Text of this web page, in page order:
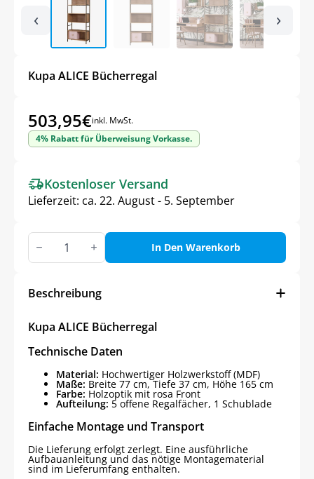
‹ ›
Kupa ALICE Bücherregal
503,95€inkl. MwSt.
4% Rabatt für Überweisung Vorkasse.
Kostenloser Versand
Lieferzeit: ca. 22. August - 5. September
Kupa
ALICE
Bücherregal
In Den Warenkorb
Beschreibung
Kupa ALICE Bücherregal
Technische Daten
Material: Hochwertiger Holzwerkstoff (MDF)
Maße: Breite 77 cm, Tiefe 37 cm, Höhe 165 cm
Farbe: Holzoptik mit rosa Front
Aufteilung: 5 offene Regalfächer, 1 Schublade
Einfache Montage und Transport
Die Lieferung erfolgt zerlegt. Eine ausführliche
Aufbauanleitung und das nötige Montagematerial
sind im Lieferumfang enthalten.